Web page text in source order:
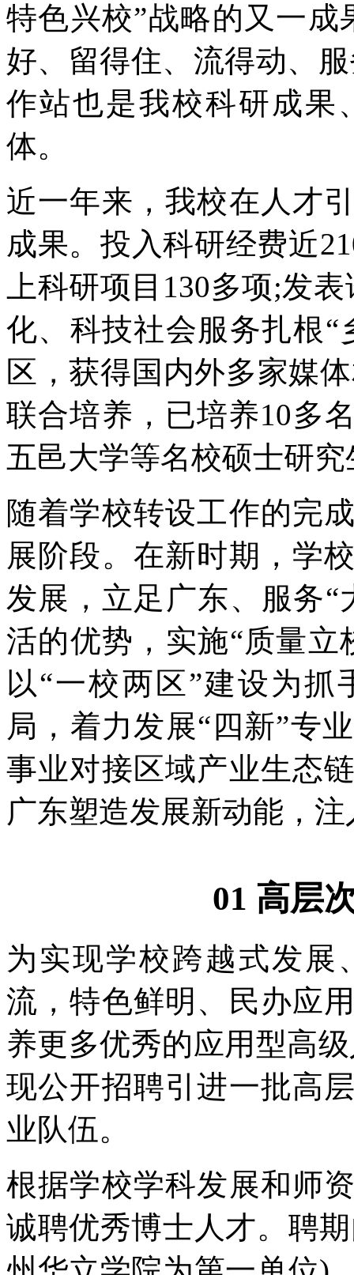
特色兴校”战略的又一
好、留得住、流得动、
作站也是我校科研成果
体。
近一年来，我校在人才
成果。投入科研经费近
上科研项目130多项;发
化、科技社会服务扎根
区，获得国内外多家媒
联合培养，已培养10多
五邑大学等名校硕士研
随着学校转设工作的完
展阶段。在新时期，学
发展，立足广东、服务
活的优势，实施“质量
以“一校两区”建设为
局，着力发展“四新”专
事业对接区域产业生态
广东塑造发展新动能，
01 高层
为实现学校跨越式发展
流，特色鲜明、民办应
养更多优秀的应用型高
现公开招聘引进一批高
业队伍。
根据学校学科发展和师
诚聘优秀博士人才。聘